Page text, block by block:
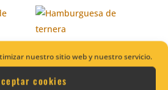
nuestro sitio web y nuestro servicio.
cookies
Burguer Meat Ternera
18,15€